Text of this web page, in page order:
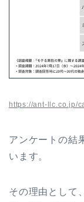
https://ant-llc.co.jp/
アンケートの結
います。
その理由として